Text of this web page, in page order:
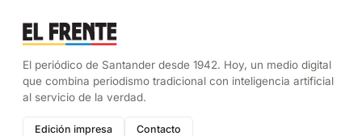
El periódico de Santander desde 1942. Hoy, un medio digital
que combina periodismo tradicional con inteligencia artificial
al servicio de la verdad.
Edición impresa Contacto